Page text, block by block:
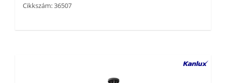
Cikkszám: 36507